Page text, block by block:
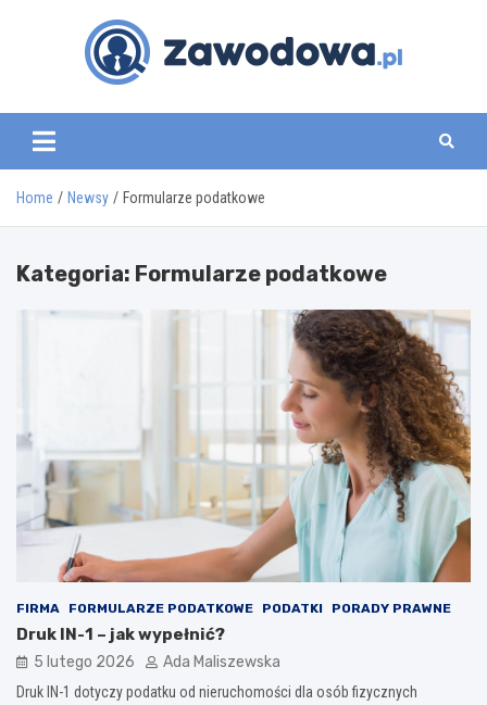
zawodowa.pl
Home Newsy Formularze podatkowe
Kategoria: Formularze podatkowe
FIRMA FORMULARZE PODATKOWE PODATKI PORADY PRAWNE
Druk IN-1 – jak wypełnić?
5 lutego 2026 Ada Maliszewska
Druk IN-1 dotyczy podatku od nieruchomości dla osób fizycznych